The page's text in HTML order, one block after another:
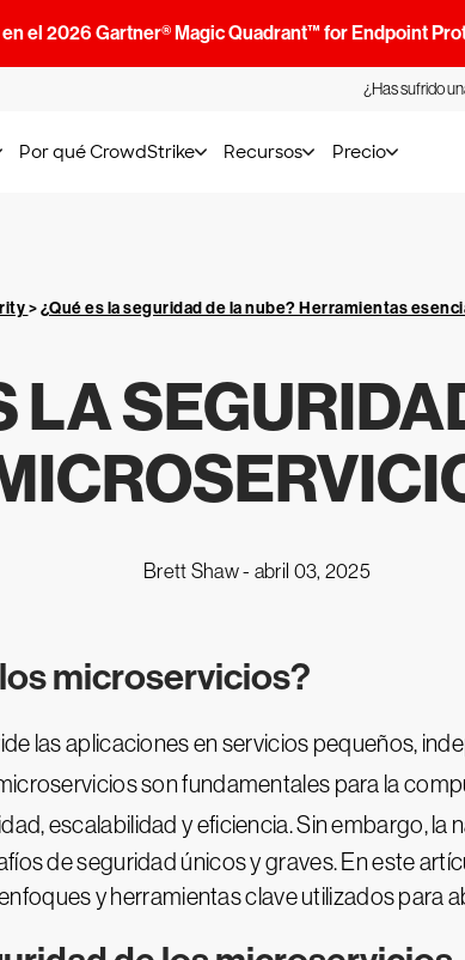
el 2026 Gartner® Magic Quadrant™ for Endpoint
¿Has sufrido
Por qué CrowdStrike Recursos Precio
>¿Qué es la seguridad de la nube? Herramientas
LA
Brett Shaw - abril 03, 2025
microservicios?
las aplicaciones en servicios pequeños,
son fundamentales para la
escalabilidad y eficiencia. Sin embargo,
de seguridad únicos y graves. En este
y herramientas clave utilizados para